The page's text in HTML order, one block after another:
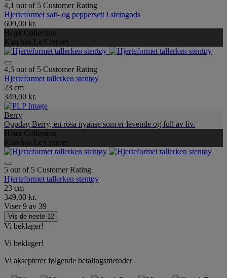
4,1 out of 5 Customer Rating
Hjerteformet salt- og peppersett i steingods
609,00 kr.
Heart Collection
Kun hos Le Creuset
4,5 out of 5 Customer Rating
Hjerteformet tallerken stentøy
23 cm
349,00 kr.
Berry
Oppdag Berry, en rosa nyanse som er levende og full av liv.
Heart Collection
Kun hos Le Creuset
5 out of 5 Customer Rating
Hjerteformet tallerken stentøy
23 cm
349,00 kr.
Viser9 av 39
Vis de neste 12
Vi beklager!
Vi beklager!
Vi aksepterer følgende betalingsmetoder